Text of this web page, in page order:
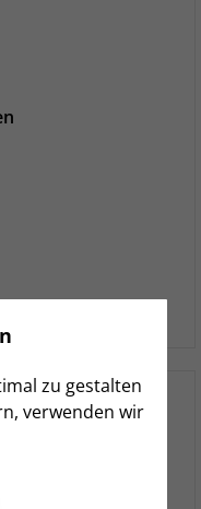
zu gestalten
verwenden wir